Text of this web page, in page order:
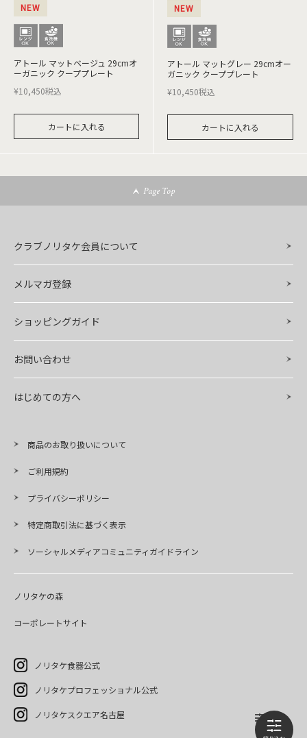
NEW
アトール マットベージュ 29cmオ
ーガニック クーププレート
¥10,450税込
カートに入れる
NEW
アトール マットグレー 29cmオー
ガニック クーププレート
¥10,450税込
カートに入れる
Page Top
クラブノリタケ会員について
メルマガ登録
ショッピングガイド
お問い合わせ
はじめての方へ
商品のお取り扱いについて
ご利用規約
プライバシーポリシー
特定商取引法に基づく表示
ソーシャルメディアコミュニティガイドライン
ノリタケの森
コーポレートサイト
ノリタケ食器公式
ノリタケプロフェッショナル公式
ノリタケスクエア名古屋